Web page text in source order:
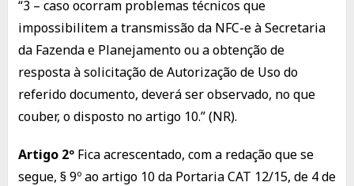
“3 – caso ocorram problemas técnicos que
impossibilitem a transmissão da NFC-e à Secretaria
da Fazenda e Planejamento ou a obtenção de
resposta à solicitação de Autorização de Uso do
referido documento, deverá ser observado, no que
couber, o disposto no artigo 10.” (NR).
Artigo 2ºFica acrescentado, com a redação que se
segue, § 9º ao artigo 10 da Portaria CAT 12/15, de 4 de